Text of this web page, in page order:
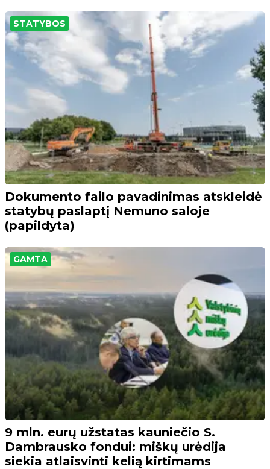
STATYBOS
Dokumento failo pavadinimas atskleidė
statybų paslaptį Nemuno saloje
(papildyta)
GAMTA
9 mln. eurų užstatas kauniečio S.
Dambrausko fondui: miškų urėdija
siekia atlaisvinti kelią kirtimams